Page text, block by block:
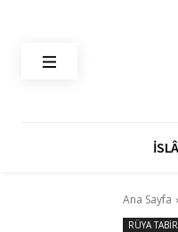
Ana Sayfa
RÜYA